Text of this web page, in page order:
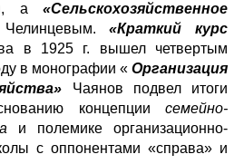
а
«Сельскохозяйственное
«Краткий курс
в 1925 г. вышел четвертым
в монографии « Организация
Чаянов подвел итоги
концепции семейно-
и полемике организационно-
с оппонентами «справа» и